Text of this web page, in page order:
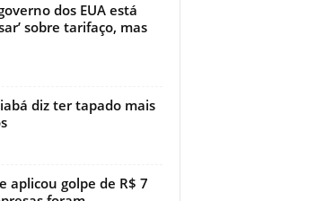
dos EUA está
sobre tarifaço, mas
diz ter tapado mais
aplicou golpe de R$ 7